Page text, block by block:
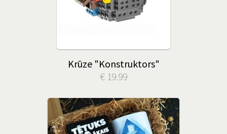
Krūze "Konstruktors"
€ 19.99